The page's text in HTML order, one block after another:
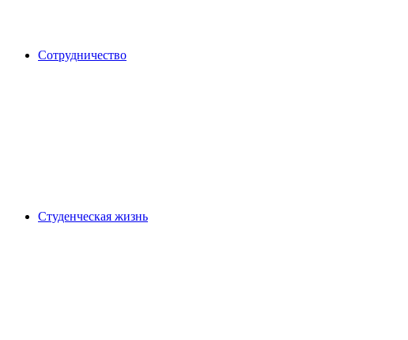
Сотрудничество
Студенческая жизнь